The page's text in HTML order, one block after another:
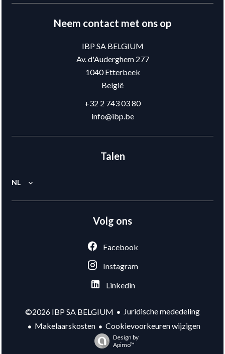
Neem contact met ons op
IBP SA BELGIUM
Av. d'Auderghem 277
1040Etterbeek
België
+32 2 743 03 80
info@ibp.be
Talen
NL
Volg ons
Facebook
Instagram
Linkedin
©2026 IBP SA BELGIUM
Juridische mededeling
Makelaarskosten
Cookievoorkeuren wijzigen
Design by
Apimo™